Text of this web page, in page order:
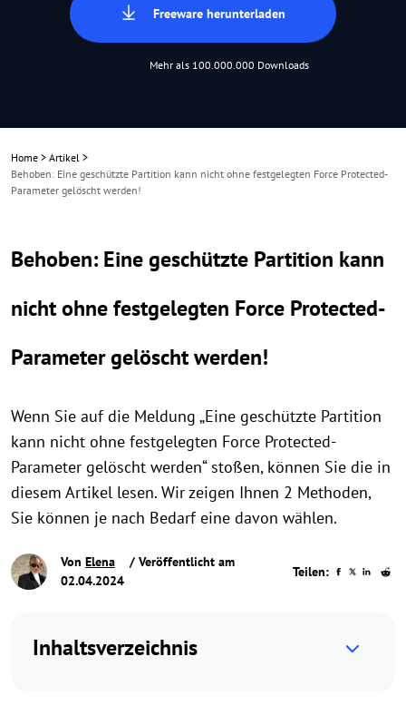
Freeware herunterladen
Mehr als 100.000.000 Downloads
Home > Artikel >
Behoben: Eine geschützte Partition kann nicht ohne festgelegten Force Protected-
Parameter gelöscht werden!
Behoben: Eine geschützte Partition kann
nicht ohne festgelegten Force Protected-
Parameter gelöscht werden!
Wenn Sie auf die Meldung „Eine geschützte Partition
kann nicht ohne festgelegten Force Protected-
Parameter gelöscht werden“ stoßen, können Sie die in
diesem Artikel lesen. Wir zeigen Ihnen 2 Methoden,
Sie können je nach Bedarf eine davon wählen.
Von Elena
/ Veröffentlicht am
02.04.2024
Teilen:
Inhaltsverzeichnis